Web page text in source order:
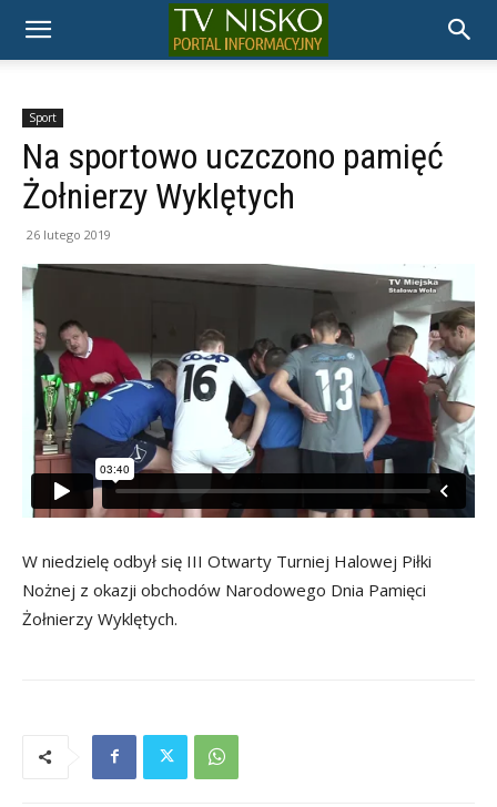
TELEWIZJA
NISKO
Sport
Na sportowo uczczono pamięć
Żołnierzy Wyklętych
26 lutego 2019
W niedzielę odbył się III Otwarty Turniej Halowej Piłki
Nożnej z okazji obchodów Narodowego Dnia Pamięci
Żołnierzy Wyklętych.